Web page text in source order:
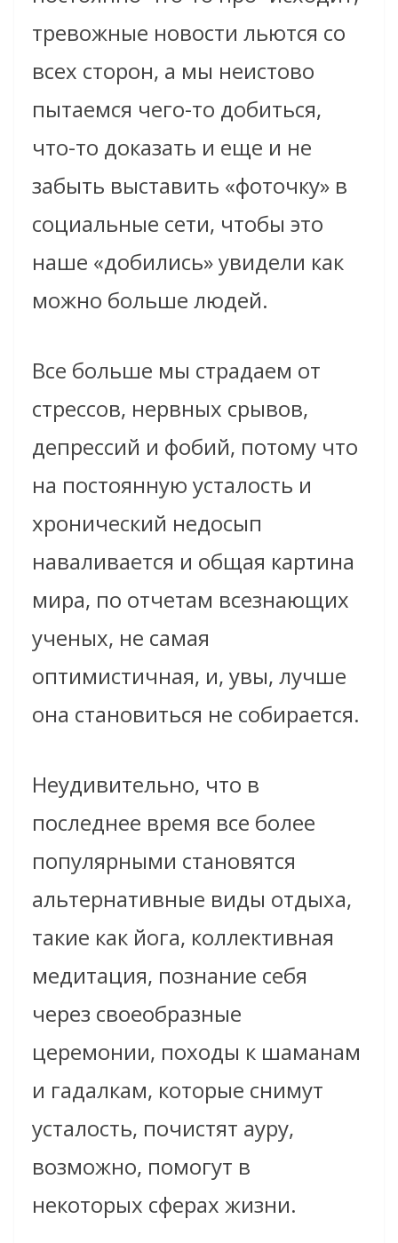
тревожные новости льются со
всех сторон, а мы неистово
пытаемся чего-то добиться,
что-то доказать и еще и не
забыть выставить «фоточку» в
социальные сети, чтобы это
наше «добились» увидели как
можно больше людей.
Все больше мы страдаем от
стрессов, нервных срывов,
депрессий и фобий, потому что
на постоянную усталость и
хронический недосып
наваливается и общая картина
мира, по отчетам всезнающих
ученых, не самая
оптимистичная, и, увы, лучше
она становиться не собирается.
Неудивительно, что в
последнее время все более
популярными становятся
альтернативные виды отдыха,
такие как йога, коллективная
медитация, познание себя
через своеобразные
церемонии, походы к шаманам
и гадалкам, которые снимут
усталость, почистят ауру,
возможно, помогут в
некоторых сферах жизни.